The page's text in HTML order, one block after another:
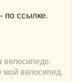
по ссылке.
велосипеде.
мой велосипед.